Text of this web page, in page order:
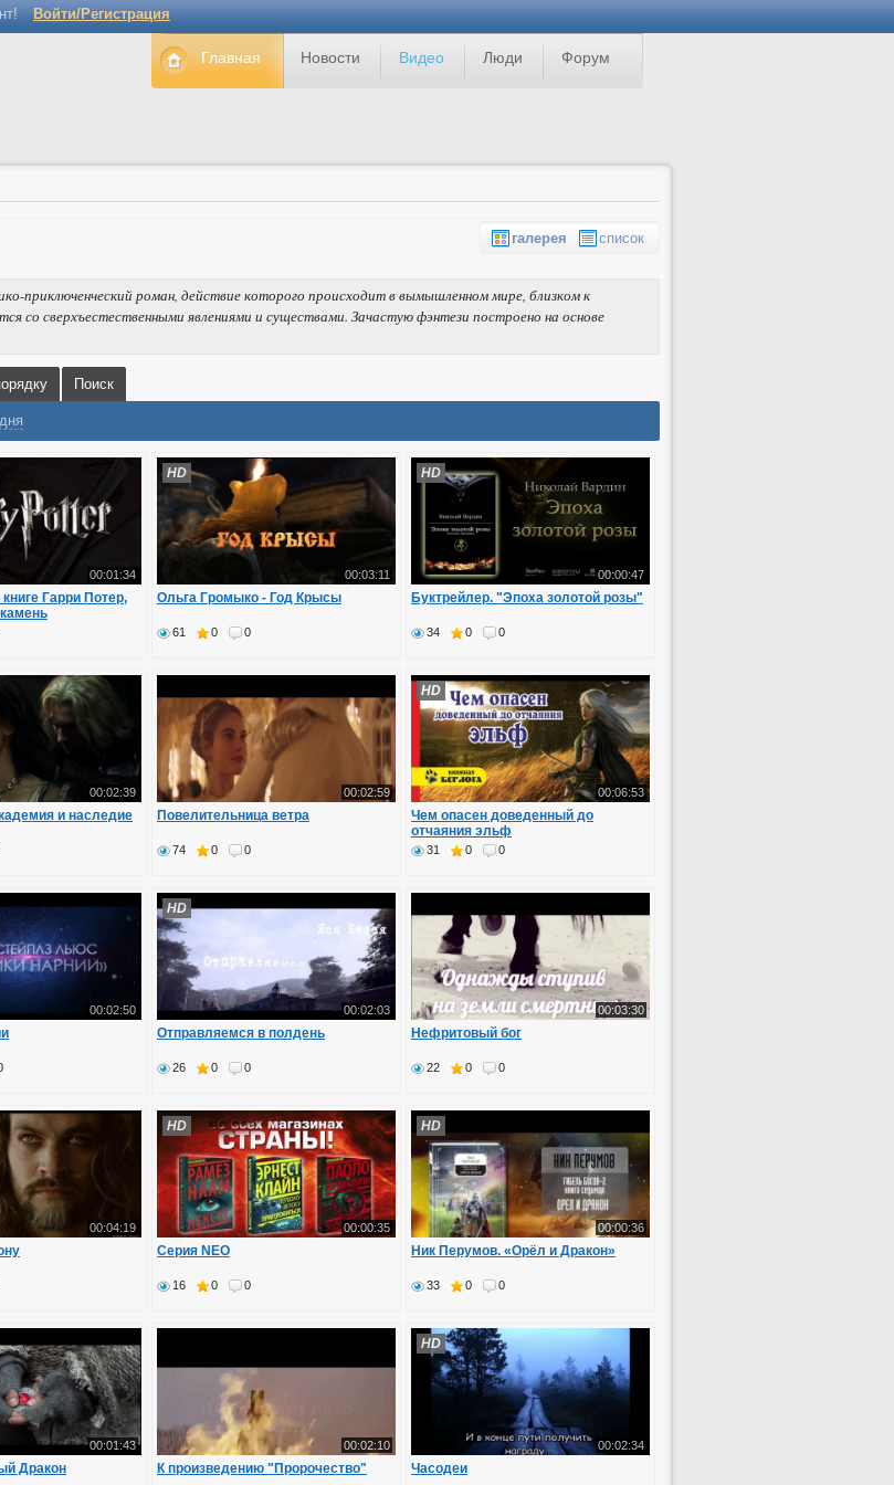
Войти/Регистрация
Главная Новости Видео Люди Форум
галерея список
приключенческий роман, действие которого происходит в вымышленном мире, близком к
со сверхъестественными явлениями и существами. Зачастую фэнтези построено на основе
Поиск
00:01:34
Гарри Потер,
00:03:11
HD
Ольга Громыко - Год Крысы
61 0 0
00:00:47
HD
Буктрейлер. "Эпоха золотой розы"
34 0 0
00:02:39
и наследие
00:02:59
Повелительница ветра
74 0 0
00:06:53
HD
Чем опасен доведенный до
отчаяния эльф
31 0 0
00:02:50 00:02:03
HD
Отправляемся в полдень
26 0 0
00:03:30
Нефритовый бог
22 0 0
00:04:19 00:00:35
HD
Серия NEO
16 0 0
00:00:36
HD
Ник Перумов. «Орёл и Дракон»
33 0 0
00:01:43
Дракон
00:02:10
К произведению "Пророчество"
00:02:34
HD
Часодеи